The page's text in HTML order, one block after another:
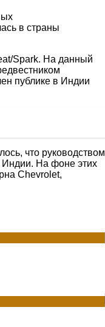
в страны
/Spark. На данный
публике в Индии
что руководством
Индии. На фоне этих
Chevrolet,